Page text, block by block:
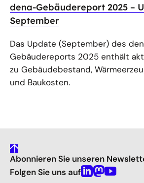
dena-Gebäudereport 2025 –
September
Das Update (September) des
Gebäudereports 2025 enthält
zu Gebäudebestand,
und Baukosten.
gehe
nach
oben
Abonnieren Sie unseren
Folgen Sie uns aufLinkedin
Mastodon
Youtube